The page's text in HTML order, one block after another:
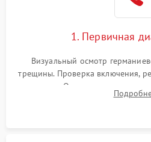
1. Первичная
Визуальный осмотр
трещины. Проверка включения,
зарядки. Оценка вывода
проверка базовых функций и